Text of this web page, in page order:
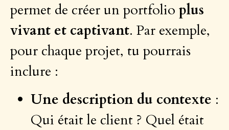
permet de créer un portfolio plus
vivant et captivant. Par exemple,
pour chaque projet, tu pourrais
inclure :
Une description du contexte :
Qui était le client ? Quel était